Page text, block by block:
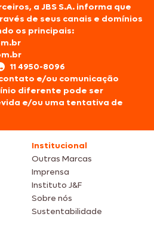
a JBS S.A. informa que
de seus canais e domínios
os principais:
11 4950-8096
e/ou comunicação
diferente pode ser
e/ou uma tentativa de
Institucional
Outras Marcas
Imprensa
Instituto J&F
Sobre nós
Sustentabilidade